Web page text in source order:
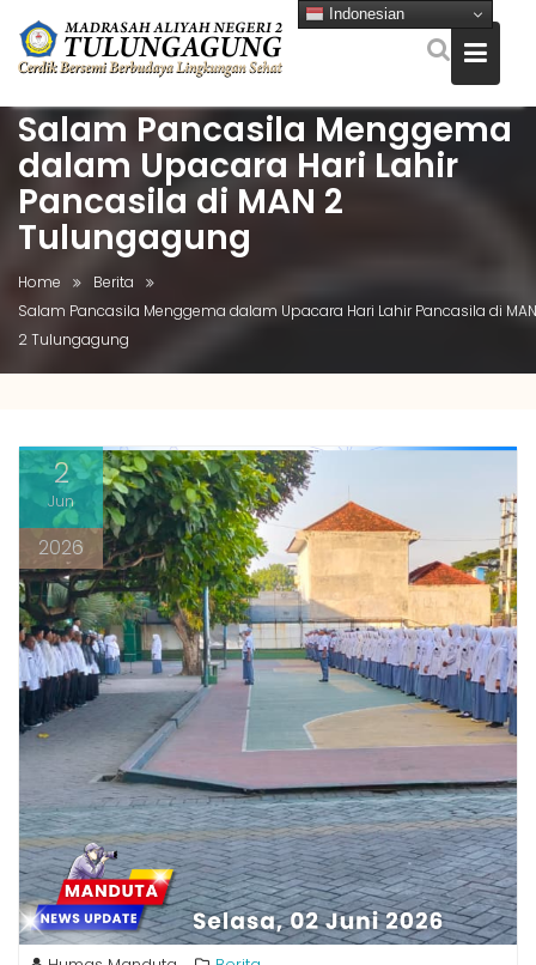
Skip
content
Salam Pancasila Menggema
dalam Upacara Hari Lahir
Pancasila di MAN 2
Tulungagung
Home
Berita
Salam Pancasila Menggema dalam Upacara Hari Lahir Pancasila di MAN
2 Tulungagung
2
Jun
2026
Indonesian